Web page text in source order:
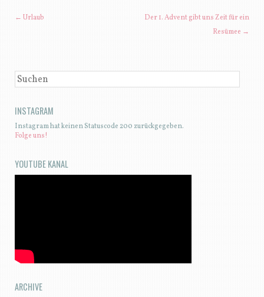
BEITRAGSNAVIGATION
← Urlaub
Der 1. Advent gibt uns Zeit für ein
Resümee →
SUCHEN
INSTAGRAM
Instagram hat keinen Statuscode 200 zurückgegeben.
Folge uns!
YOUTUBE KANAL
ARCHIVE